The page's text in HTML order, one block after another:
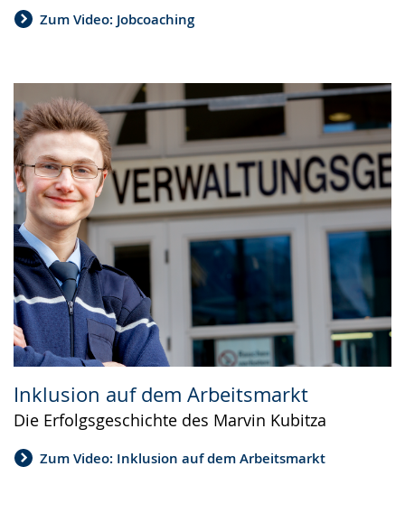
Zum Video: Jobcoaching
Inklusion auf dem Arbeitsmarkt
Die Erfolgsgeschichte des Marvin Kubitza
Zum Video: Inklusion auf dem Arbeitsmarkt